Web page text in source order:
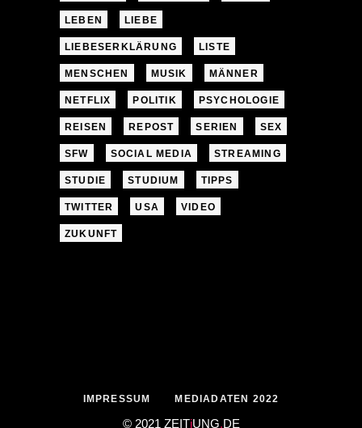
LEBEN LIEBE
LIEBESERKLÄRUNG LISTE
MENSCHEN MUSIK MÄNNER
NETFLIX POLITIK PSYCHOLOGIE
REISEN REPOST SERIEN SEX
SFW SOCIAL MEDIA STREAMING
STUDIE STUDIUM TIPPS
TWITTER USA VIDEO
ZUKUNFT
IMPRESSUM MEDIADATEN 2022
© 2021 ZEITjUNG.DE